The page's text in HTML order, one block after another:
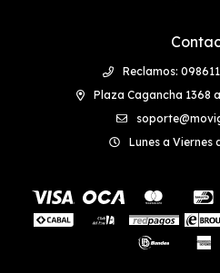
Reclamos:
Plaza Cagancha 1368
Lunes a Viernes